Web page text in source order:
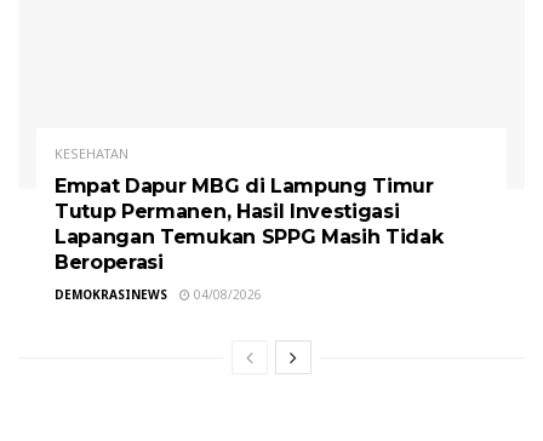
KESEHATAN
Empat Dapur MBG di Lampung Timur
Tutup Permanen, Hasil Investigasi
Lapangan Temukan SPPG Masih Tidak
Beroperasi
DEMOKRASINEWS 04/08/2026